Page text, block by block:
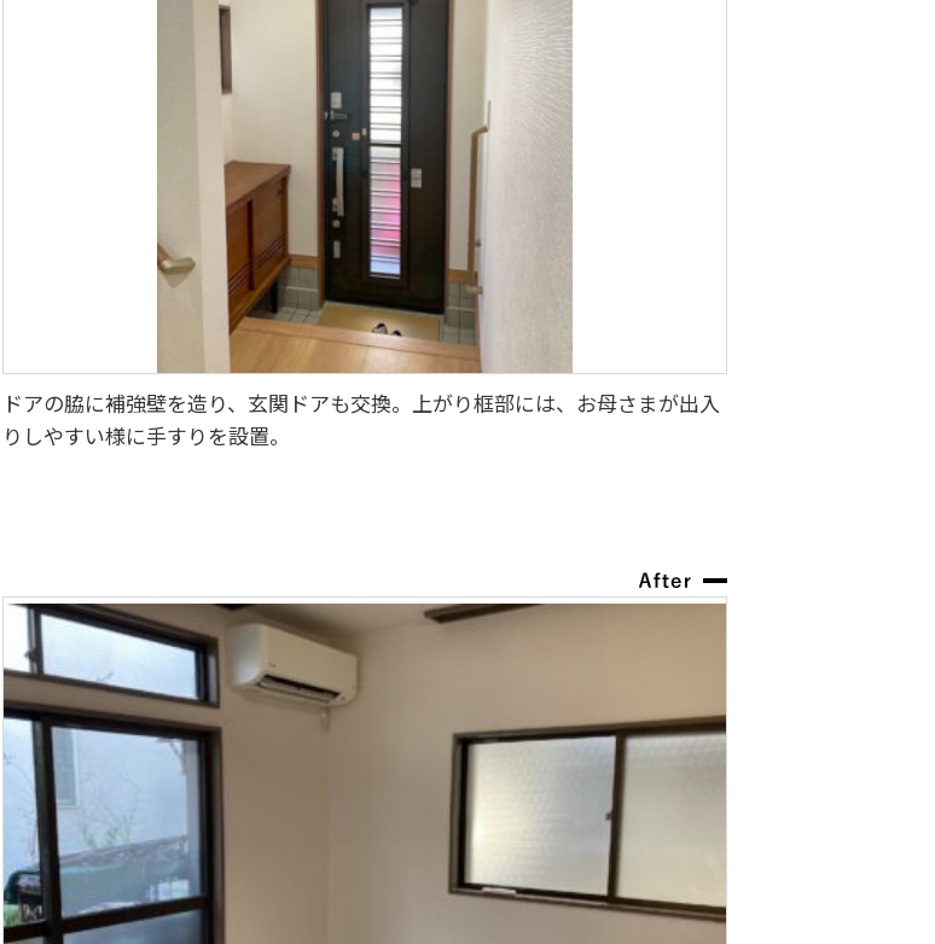
ドアの脇に補強壁を造り、玄関ドアも交換。上がり框部には、お母さまが出入
りしやすい様に手すりを設置。